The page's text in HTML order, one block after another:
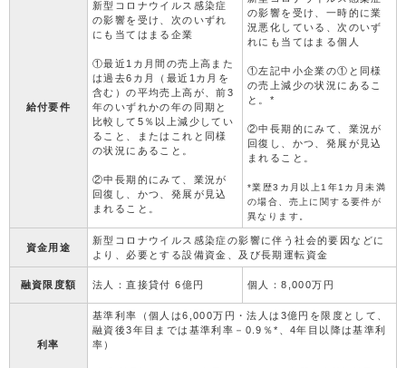
給付要件
新型コロナウイルス感染症
の影響を受け、次のいずれ
にも当てはまる企業
①最近1カ月間の売上高また
は過去6カ月（最近1カ月を
含む）の平均売上高が、前3
年のいずれかの年の同期と
比較して5％以上減少してい
ること、またはこれと同様
の状況にあること。
②中長期的にみて、業況が
回復し、かつ、発展が見込
まれること。
の影響を受け、一時的に業
況悪化している、次のいず
れにも当てはまる個人
①左記中小企業の①と同様
の売上減少の状況にあるこ
と。*
②中長期的にみて、業況が
回復し、かつ、発展が見込
まれること。
*業歴3カ月以上1年1カ月未満
の場合、売上に関する要件が
異なります。
資金用途
新型コロナウイルス感染症の影響に伴う社会的要因などに
より、必要とする設備資金、及び長期運転資金
融資限度額 法人：直接貸付 6億円 個人：8,000万円
利率
基準利率（個人は6,000万円・法人は3億円を限度として、
融資後3年目までは基準利率－0.9％*、4年目以降は基準利
率）